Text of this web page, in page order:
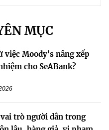
MỤC
việc Moody's nâng xếp
cho SeABank?
trò người dân trong